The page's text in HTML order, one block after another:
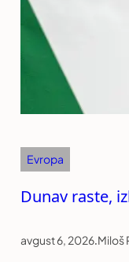
Evropa
Dunav raste,
avgust 6, 2026.Miloš